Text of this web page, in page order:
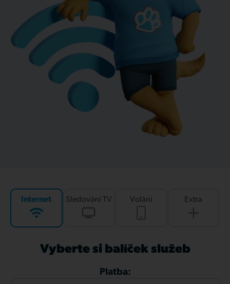
Internet Sledování TV Volání Extra
Vyberte si balíček služeb
Platba: